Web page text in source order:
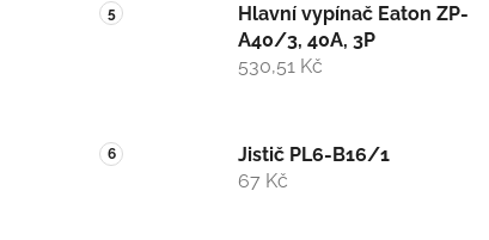
Hlavní vypínač Eaton ZP-
A40/3, 40A, 3P
530,51 Kč
Jistič PL6-B16/1
67 Kč